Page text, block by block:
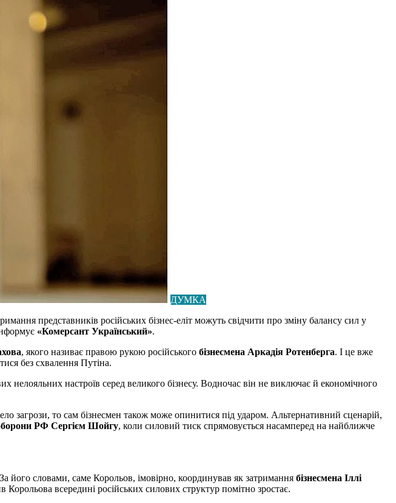
ДУМКА
представників російських бізнес-еліт можуть свідчити про зміну балансу сил у
«Комерсант Український».
, якого називає правою рукою російського бізнесмена Аркадія Ротенберга. І це вже
без схвалення Путіна.
настроїв серед великого бізнесу. Водночас він не виключає й економічного
загрози, то сам бізнесмен також може опинитися під ударом. Альтернативний сценарій,
РФ Сергієм Шойгу, коли силовий тиск спрямовується насамперед на найближче
його словами, саме Корольов, імовірно, координував як затримання бізнесмена Іллі
всередині російських силових структур помітно зростає.